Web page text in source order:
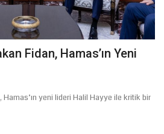
Fidan, Hamas’ın Yeni
Hamas’ın yeni lideri Halil Hayye ile kritik bir